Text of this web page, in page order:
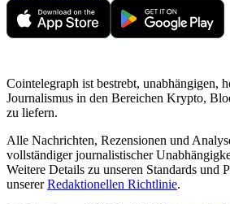
Cointelegraph ist bestrebt, unabhängigen,
Journalismus in den Bereichen Krypto,
zu liefern.
Alle Nachrichten, Rezensionen und
vollständiger journalistischer
Weitere Details zu unseren Standards und
unsererRedaktionellen Richtlinie.